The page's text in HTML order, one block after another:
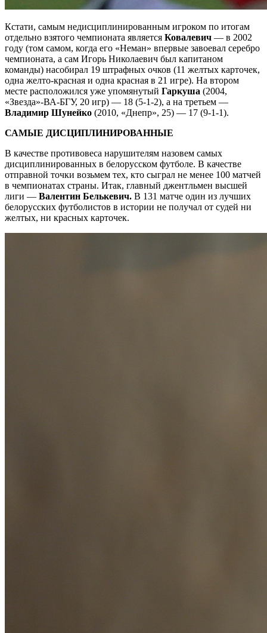
Кстати, самым недисциплинированным игроком по итогам
отдельно взятого чемпионата является Ковалевич — в 2002
году (том самом, когда его «Неман» впервые завоевал серебро
чемпионата, а сам Игорь Николаевич был капитаном
команды) насобирал 19 штрафных очков (11 желтых карточек,
одна желто-красная и одна красная в 21 игре). На втором
месте расположился уже упомянутый Гаркуша (2004,
«Звезда»-ВА-БГУ, 20 игр) — 18 (5-1-2), а на третьем —
Владимир Шунейко (2010, «Днепр», 25) — 17 (9-1-1).
САМЫЕ ДИСЦИПЛИНИРОВАННЫЕ
В качестве противовеса нарушителям назовем самых
дисциплинированных в белорусском футболе. В качестве
отправной точки возьмем тех, кто сыграл не менее 100 матчей
в чемпионатах страны. Итак, главный джентльмен высшей
лиги — Валентин Белькевич. В 131 матче один из лучших
белорусских футболистов в истории не получал от судей ни
желтых, ни красных карточек.